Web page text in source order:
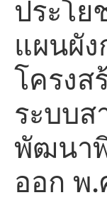
ประโ
แผนผั
โครงส
ระบบ
พัฒนา
ออก พ